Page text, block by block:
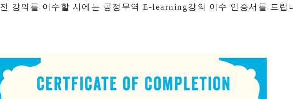
전 강의를 이수할 시에는 공정무역 E-learning강의 이수 인증서를 드립